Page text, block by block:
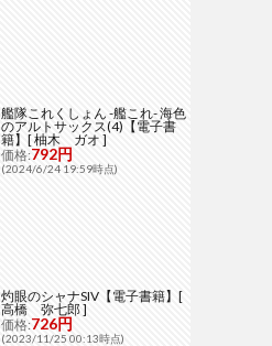
艦隊これくしょん -艦これ- 海色
のアルトサックス(4)【電子書
籍】[ 柚木 ガオ ]
価格:792円
(2024/6/24 19:59時点)
灼眼のシャナSIV【電子書籍】[
高橋 弥七郎 ]
価格:726円
(2023/11/25 00:13時点)